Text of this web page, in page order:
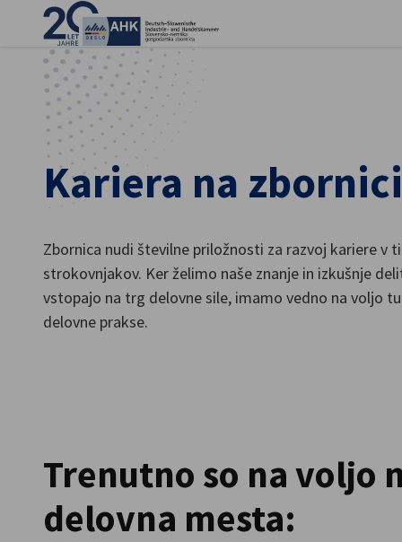
Slovenian
Kariera na zbornici
Zbornica nudi številne priložnosti za razvoj kariere v
strokovnjakov. Ker želimo naše znanje in izkušnje
vstopajo na trg delovne sile, imamo vedno na voljo
delovne prakse.
Trenutno so na voljo
delovna mesta: